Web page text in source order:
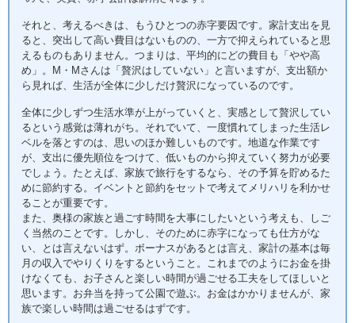
それと、考えるべきは、もうひとつの赤字要因です。家計支出を見
ると、突出して高い費目はないものの、一方で抑えられていると思
えるものもありません。つまりは、平均的にどの費目も「やや高
め」。M・Mさんは「贅沢はしていない」と言いますが、支出額か
ら見れば、生活が全体に少しだけ贅沢になっているのです。
全体に少しずつ生活水準が上がっていくと、実感として贅沢してい
るという感覚は薄れがち。それでいて、一度慣れてしまった生活レ
ベルを落とすのは、思いのほか難しいものです。地道な作業です
が、支出に優先順位をつけて、低いものから抑えていく努力が必要
でしょう。たとえば、家族で旅行をするなら、その予算を貯めるた
めに節約する。イベントと節約をセットで考えてメリハリを利かせ
ることが重要です。
また、奥様の家族と過ごす時間を大事にしたいという考えも、しご
く当然のことです。しかし、そのために赤字になっても仕方がな
い、とは言えないはず。ボーナスがあるとは言え、家計の基本は毎
月の収入でやりくりをするということ。これまでのようにお金を掛
けなくても、お子さんと楽しい時間が過ごせる工夫をしてほしいと
思います。お弁当を持って公園で遊ぶ。お金はかかりませんが、家
族で楽しい時間は過ごせるはずです。